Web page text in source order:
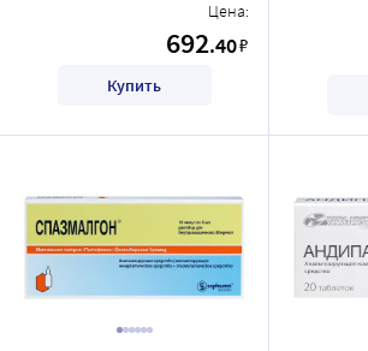
Цена:
692.40₽
Купить